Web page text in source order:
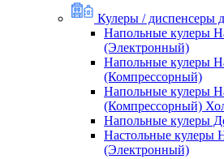
Кулеры / диспенсеры
Напольные кулеры
(Электронный)
Напольные кулеры
(Компрессорный)
Напольные кулеры
(Компрессорный)
Напольные кулеры
Настольные кулеры
(Электронный)